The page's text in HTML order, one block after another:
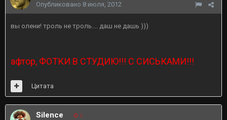
Опубликовано 8 июля, 2012
вы олени! троль не троль.... даш не дашь )))
афтор, ФОТКИ В СТУДИЮ!!! С СИСЬКАМИ!!!
Цитата
Silence 3